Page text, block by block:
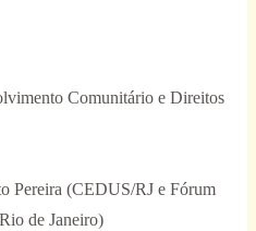
Comunitário e Direitos
Pereira (CEDUS/RJ e Fórum
de Janeiro)